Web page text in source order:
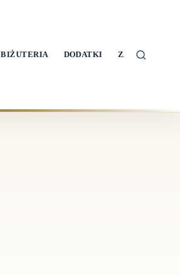
BIŻUTERIA DODATKI ZAKUPY